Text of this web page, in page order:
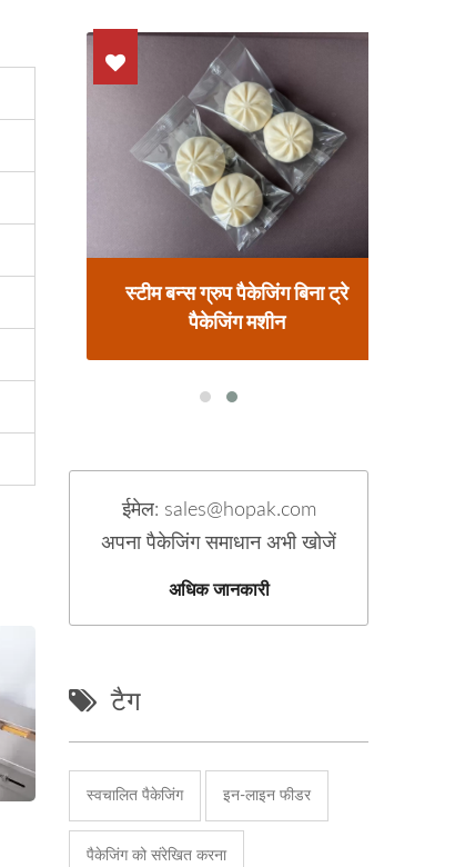
स्टीम बन्स ग्रुप पैकेजिंग बिना ट्रे
पैकेजिंग मशीन
ईमेल: sales@hopak.com
अपना पैकेजिंग समाधान अभी खोजें
अधिक जानकारी
टैग
स्वचालित पैकेजिंग इन-लाइन फीडर
पैकेजिंग को संरेखित करना